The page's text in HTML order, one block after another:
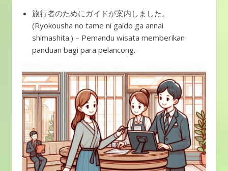
旅行者のためにガイドが案内しました。
(Ryokousha no tame ni gaido ga annai
shimashita.) – Pemandu wisata memberikan
panduan bagi para pelancong.